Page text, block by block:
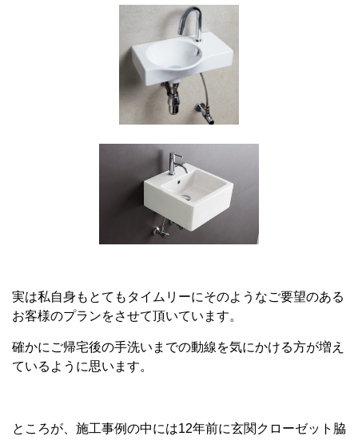
実は私自身もとてもタイムリーにそのようなご要望のある
お客様のプランをさせて頂いています。
確かにご帰宅後の手洗いまでの動線を気にかける方が増え
ているように思います。
ところが、施工事例の中には12年前に玄関クローゼット脇